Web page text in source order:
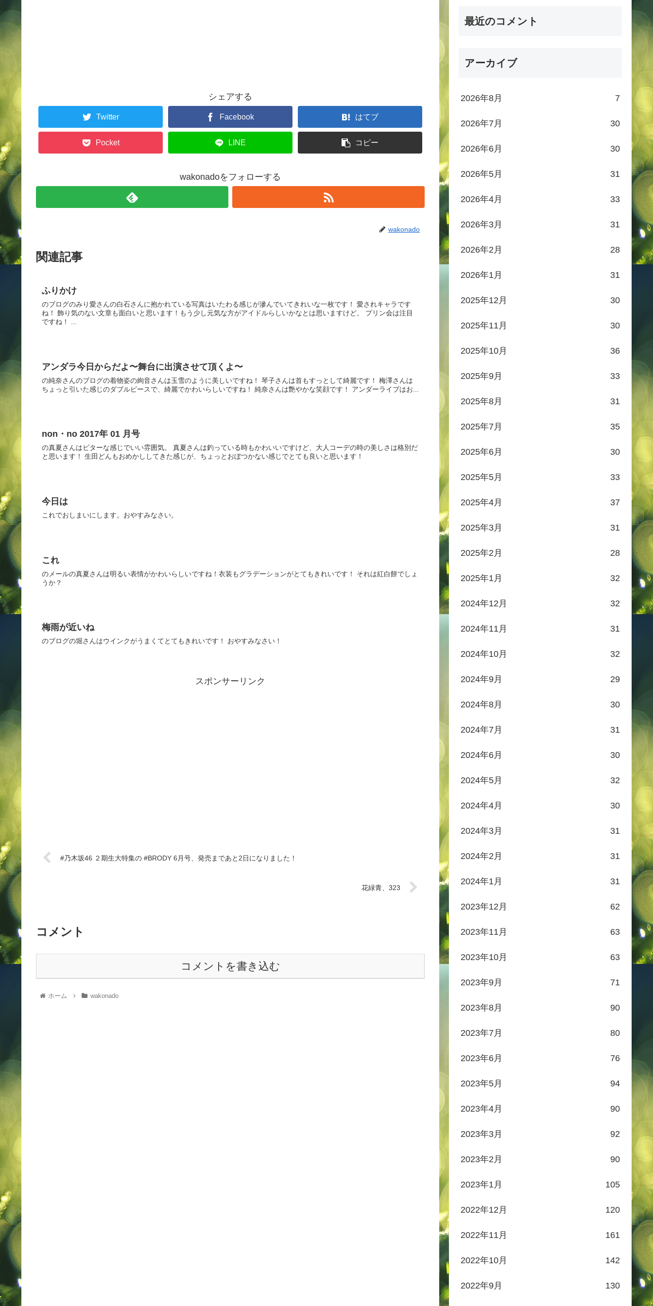
シェアする
Twitter Facebook はてブ
Pocket LINE コピー
wakonadoをフォローする
wakonado
関連記事
ふりかけ
のブログのみり愛さんの白石さんに抱かれている写真はいたわる感じが滲んでいてきれいな一枚です！ 愛されキャラです
ね！ 飾り気のない文章も面白いと思います！もう少し元気な方がアイドルらしいかなとは思いますけど。 プリン会は注目
ですね！ ...
アンダラ今日からだよ〜舞台に出演させて頂くよ〜
の純奈さんのブログの着物姿の絢音さんは玉雪のように美しいですね！ 琴子さんは首もすっとして綺麗です！ 梅澤さんは
ちょっと引いた感じのダブルピースで、綺麗でかわいらしいですね！ 純奈さんは艶やかな笑顔です！ アンダーライブはお...
non・no 2017年 01 月号
の真夏さんはビターな感じでいい雰囲気。 真夏さんは釣っている時もかわいいですけど、大人コーデの時の美しさは格別だ
と思います！ 生田どんもおめかししてきた感じが、ちょっとおぼつかない感じでとても良いと思います！
今日は
これでおしまいにします。おやすみなさい。
これ
のメールの真夏さんは明るい表情がかわいらしいですね！衣装もグラデーションがとてもきれいです！ それは紅白餅でしょ
うか？
梅雨が近いね
のブログの堀さんはウインクがうまくてとてもきれいです！ おやすみなさい！
スポンサーリンク
#乃木坂46 ２期生大特集の #BRODY 6月号、発売まであと2日になりました！
花緑青、323
コメント
コメントを書き込む
ホーム wakonado
最近のコメント
アーカイブ
2026年8月 7
2026年7月 30
2026年6月 30
2026年5月 31
2026年4月 33
2026年3月 31
2026年2月 28
2026年1月 31
2025年12月 30
2025年11月 30
2025年10月 36
2025年9月 33
2025年8月 31
2025年7月 35
2025年6月 30
2025年5月 33
2025年4月 37
2025年3月 31
2025年2月 28
2025年1月 32
2024年12月 32
2024年11月 31
2024年10月 32
2024年9月 29
2024年8月 30
2024年7月 31
2024年6月 30
2024年5月 32
2024年4月 30
2024年3月 31
2024年2月 31
2024年1月 31
2023年12月 62
2023年11月 63
2023年10月 63
2023年9月 71
2023年8月 90
2023年7月 80
2023年6月 76
2023年5月 94
2023年4月 90
2023年3月 92
2023年2月 90
2023年1月 105
2022年12月 120
2022年11月 161
2022年10月 142
2022年9月 130